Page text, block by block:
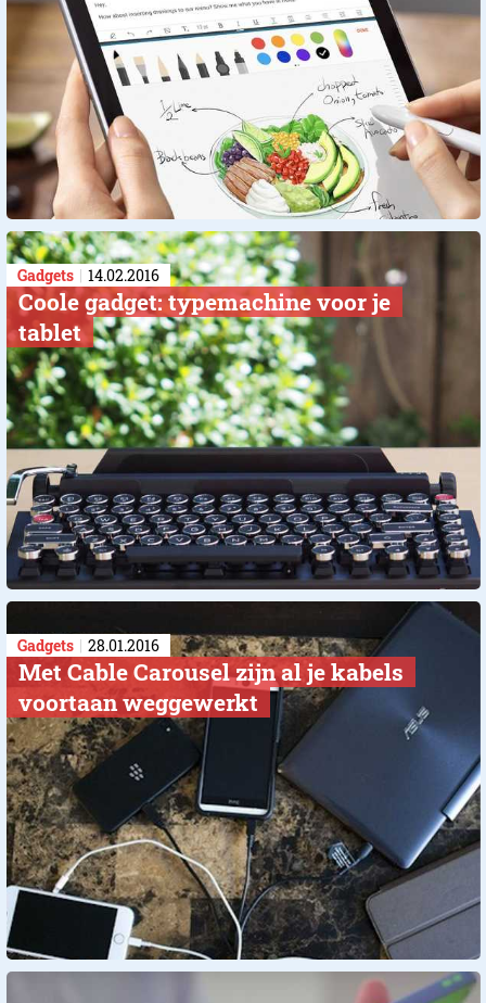
Gadgets 14.02.2016
Coole gadget: typemachine voor je
tablet
Gadgets 28.01.2016
Met Cable Carousel zijn al je kabels
voortaan weggewerkt